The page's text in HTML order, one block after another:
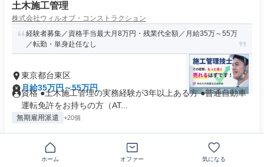
土木施工管理
株式会社ウィルオブ・コンストラクション
経験者募集／資格手当最大月8万円・残業代全額／月給35万～55万
／転勤・単身赴任なし
東京都台東区
月給35万円～55万円
資格 ●土木施工管理の実務経験が3年以上ある方 ●普通自動車
運転免許をお持ちの方（AT...
無期雇用派遣 +20個
気になる
ホーム オファー 気になる